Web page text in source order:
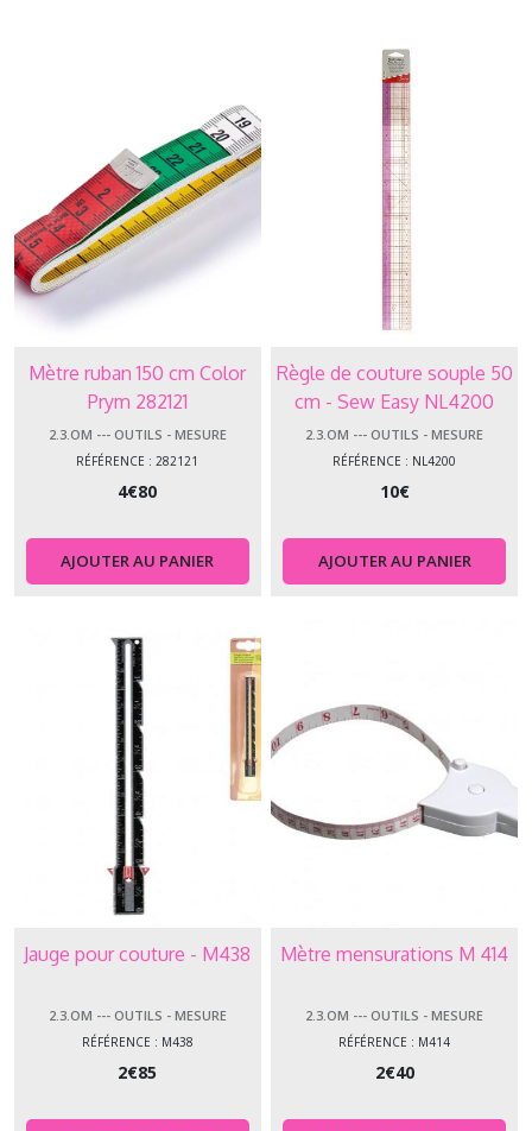
Mètre ruban 150 cm Color
Prym 282121
2.3.OM --- OUTILS - MESURE
RÉFÉRENCE : 282121
4€80
AJOUTER AU PANIER
Règle de couture souple 50
cm - Sew Easy NL4200
2.3.OM --- OUTILS - MESURE
RÉFÉRENCE : NL4200
10€
AJOUTER AU PANIER
Jauge pour couture - M438
2.3.OM --- OUTILS - MESURE
RÉFÉRENCE : M438
2€85
Mètre mensurations M 414
2.3.OM --- OUTILS - MESURE
RÉFÉRENCE : M414
2€40